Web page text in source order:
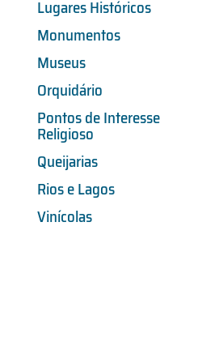
Lugares Históricos
Monumentos
Museus
Orquidário
Pontos de Interesse
Religioso
Queijarias
Rios e Lagos
Vinícolas